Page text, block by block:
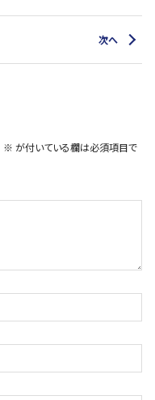
次へ
※ が付いている欄は必須項目で